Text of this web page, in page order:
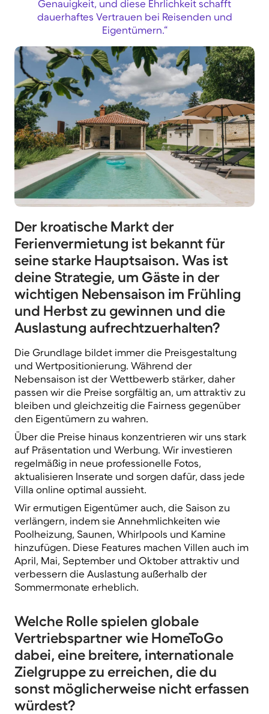
Genauigkeit, und diese Ehrlichkeit schafft
dauerhaftes Vertrauen bei Reisenden und
Eigentümern.“
Der kroatische Markt der
Ferienvermietung ist bekannt für
seine starke Hauptsaison. Was ist
deine Strategie, um Gäste in der
wichtigen Nebensaison im Frühling
und Herbst zu gewinnen und die
Auslastung aufrechtzuerhalten?
Die Grundlage bildet immer die Preisgestaltung
und Wertpositionierung . Während der
Nebensaison ist der Wettbewerb stärker, daher
passen wir die Preise sorgfältig an, um attraktiv zu
bleiben und gleichzeitig die Fairness gegenüber
den Eigentümern zu wahren.
Über die Preise hinaus konzentrieren wir uns stark
auf Präsentation und Werbung . Wir investieren
regelmäßig in neue professionelle Fotos,
aktualisieren Inserate und sorgen dafür, dass jede
Villa online optimal aussieht.
Wir ermutigen Eigentümer auch, die Saison zu
verlängern, indem sie Annehmlichkeiten wie
Poolheizung, Saunen, Whirlpools und Kamine
hinzufügen. Diese Features machen Villen auch im
April, Mai, September und Oktober attraktiv und
verbessern die Auslastung außerhalb der
Sommermonate erheblich.
Welche Rolle spielen globale
Vertriebspartner wie HomeToGo
dabei, eine breitere, internationale
Zielgruppe zu erreichen, die du
sonst möglicherweise nicht erfassen
würdest?